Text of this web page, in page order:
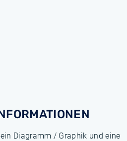
Diagramm / Graphik und eine